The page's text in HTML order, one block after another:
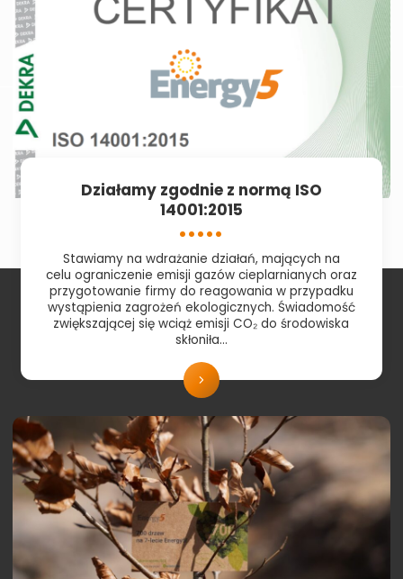
Działamy zgodnie z normą ISO
14001:2015
Stawiamy na wdrażanie działań, mających na
celu ograniczenie emisji gazów cieplarnianych oraz
przygotowanie firmy do reagowania w przypadku
wystąpienia zagrożeń ekologicznych. Świadomość
zwiększającej się wciąż emisji CO₂ do środowiska
skłoniła…